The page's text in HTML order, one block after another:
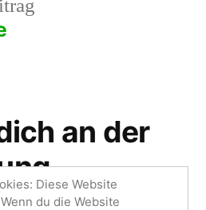
an der
Diese Website
du die Website